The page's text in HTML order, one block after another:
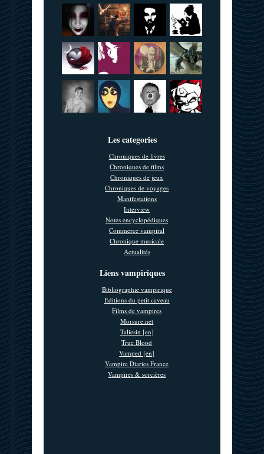
Les categories
Chroniques de livres
Chroniques de films
Chroniques de jeux
Chroniques de voyages
Manifestations
Interview
Notes encyclopédiques
Commerce vampiral
Chronique musicale
Actualités
Liens vampiriques
Bibliographie vampirique
Editions du petit caveau
Films de vampires
Morsure.net
Taliesin [en]
True Blood
Vamped [en]
Vampire Diaries France
Vampires & sorcières